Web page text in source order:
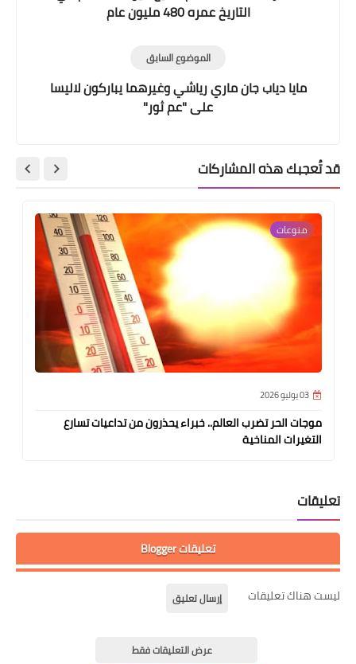
التاريخ عمره 480 مليون عام
الموضوع السابق
مايا دياب جان ماري رياشي وغيرهما يباركون لاليسا
على "عم ثور"
قد تُعجبك هذه المشاركات
منوعات
03 يوليو 2026
موجات الحر تضرب العالم.. خبراء يحذرون من تداعيات تسارع
التغيرات المناخية
تعليقات
تعليقات Blogger
ليست هناك تعليقات إرسال تعليق
عرض التعليقات فقط